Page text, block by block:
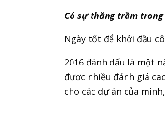
Có sự thăng trầm
Ngày tốt để khởi đầu
2016 đánh dấu là một
được nhiều đánh giá
cho các dự án của